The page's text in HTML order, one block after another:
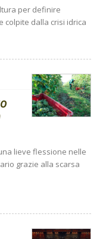
per definire
colpite dalla crisi idrica
lieve flessione nelle
grazie alla scarsa